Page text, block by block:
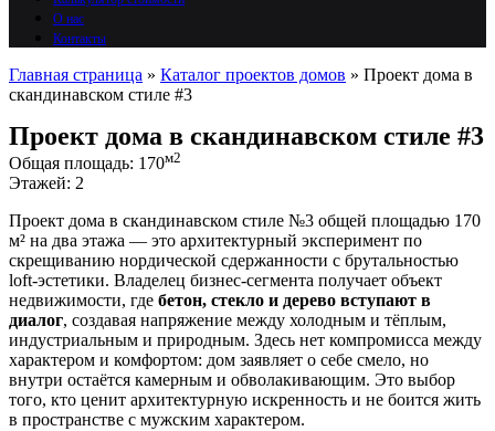
О нас
Контакты
Главная страница » Каталог проектов домов » Проект дома в
скандинавском стиле #3
Проект дома в скандинавском стиле #3
Общая площадь: 170м2
Этажей: 2
Проект дома в скандинавском стиле №3 общей площадью 170
м² на два этажа — это архитектурный эксперимент по
скрещиванию нордической сдержанности с брутальностью
loft-эстетики. Владелец бизнес-сегмента получает объект
недвижимости, где бетон, стекло и дерево вступают в
диалог, создавая напряжение между холодным и тёплым,
индустриальным и природным. Здесь нет компромисса между
характером и комфортом: дом заявляет о себе смело, но
внутри остаётся камерным и обволакивающим. Это выбор
того, кто ценит архитектурную искренность и не боится жить
в пространстве с мужским характером.